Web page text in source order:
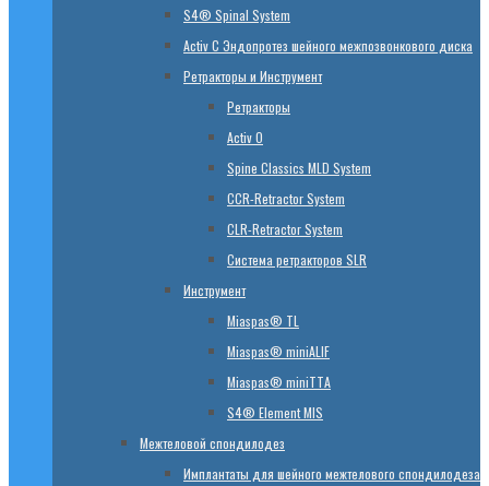
S4® Spinal System
Activ C Эндопротез шейного межпозвонкового диска
Ретракторы и Инструмент
Ретракторы
Activ O
Spine Classics MLD System
CСR-Retractor System
CLR-Retractor System
Система ретракторов SLR
Инструмент
Miaspas® TL
Miaspas® miniALIF
Miaspas® miniTTA
S4® Element MIS
Межтеловой спондилодез
Имплантаты для шейного межтелового спондилодеза